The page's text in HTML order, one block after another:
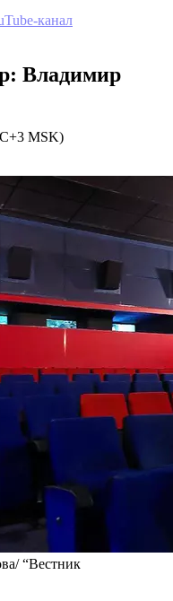
канал
Владимир
MSK)
“Вестник